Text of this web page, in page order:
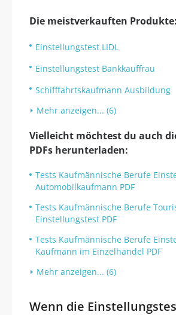
Die meistverkauften Produkte:
Einstellungstest LIDL
Einstellungstest Bankkauffrau
Schifffahrtskaufmann Ausbildung
Mehr anzeigen... (6)
Vielleicht möchtest du auch
PDFs herunterladen:
Tests Kaufmännische Berufe
Automobilkaufmann PDF
Tests Kaufmännische Berufe
Einstellungstest PDF
Tests Kaufmännische Berufe
Kaufmann im Einzelhandel PDF
Mehr anzeigen... (6)
Wenn die